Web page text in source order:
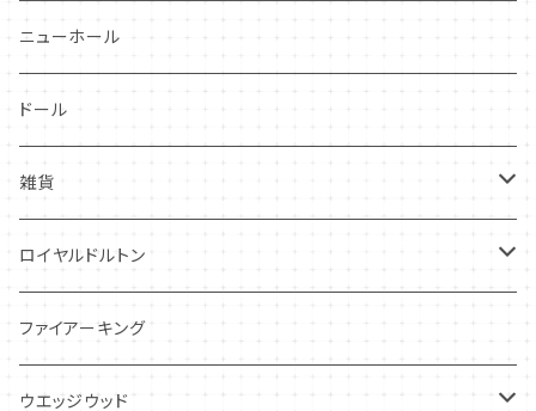
スワンシースプレイ
グレイ社
グレイリーフ
レヴェリー
フローラル
フレグランス
ニューホール
ドール
雑貨
キーホルダー
アンティーク・カード
アクセサリー
ロイヤルドルトン
スタッフォードシャードッグ
ファイアーキング
ウエッジウッド